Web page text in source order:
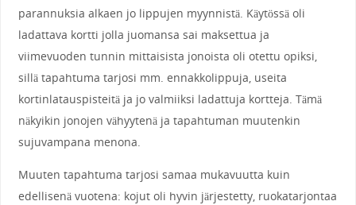
parannuksia alkaen jo lippujen myynnistä. Käytössä oli
ladattava kortti jolla juomansa sai maksettua ja
viimevuoden tunnin mittaisista jonoista oli otettu opiksi,
sillä tapahtuma tarjosi mm. ennakkolippuja, useita
kortinlatauspisteitä ja jo valmiiksi ladattuja kortteja. Tämä
näkyikin jonojen vähyytenä ja tapahtuman muutenkin
sujuvampana menona.
Muuten tapahtuma tarjosi samaa mukavuutta kuin
edellisenä vuotena: kojut oli hyvin järjestetty, ruokatarjontaa